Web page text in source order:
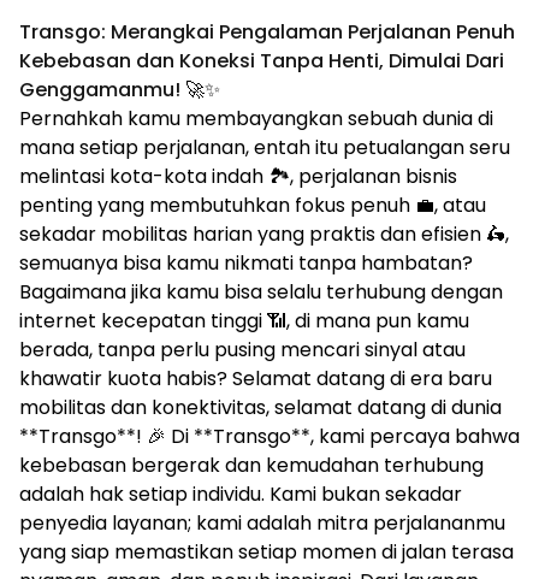
Transgo: Merangkai Pengalaman Perjalanan Penuh
Kebebasan dan Koneksi Tanpa Henti, Dimulai Dari
Genggamanmu! 🚀✨
Pernahkah kamu membayangkan sebuah dunia di
mana setiap perjalanan, entah itu petualangan seru
melintasi kota-kota indah 🏞️, perjalanan bisnis
penting yang membutuhkan fokus penuh 💼, atau
sekadar mobilitas harian yang praktis dan efisien 🛵,
semuanya bisa kamu nikmati tanpa hambatan?
Bagaimana jika kamu bisa selalu terhubung dengan
internet kecepatan tinggi 📶, di mana pun kamu
berada, tanpa perlu pusing mencari sinyal atau
khawatir kuota habis? Selamat datang di era baru
mobilitas dan konektivitas, selamat datang di dunia
**Transgo**! 🎉 Di **Transgo**, kami percaya bahwa
kebebasan bergerak dan kemudahan terhubung
adalah hak setiap individu. Kami bukan sekadar
penyedia layanan; kami adalah mitra perjalananmu
yang siap memastikan setiap momen di jalan terasa